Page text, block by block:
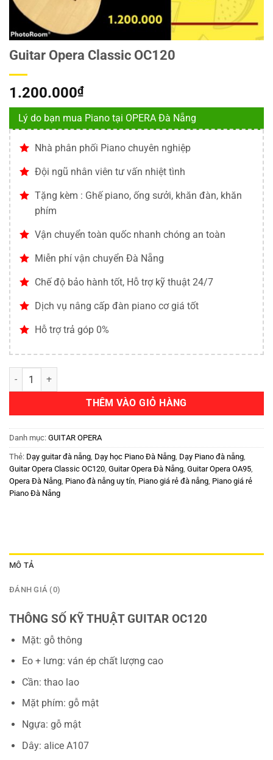
Guitar Opera Classic OC120
1.200.000₫
Lý do bạn mua Piano tại OPERA Đà Nẵng
Nhà phân phối Piano chuyên nghiệp
Đội ngũ nhân viên tư vấn nhiệt tình
Tặng kèm : Ghế piano, ống sưởi, khăn đàn, khăn
phím
Vận chuyển toàn quốc nhanh chóng an toàn
Miễn phí vận chuyển Đà Nẵng
Chế độ bảo hành tốt, Hỗ trợ kỹ thuật 24/7
Dịch vụ nâng cấp đàn piano cơ giá tốt
Hỗ trợ trả góp 0%
THÊM VÀO GIỎ HÀNG
Danh mục: GUITAR OPERA
Thẻ: Dạy guitar đà nẵng, Dạy học Piano Đà Nẵng, Dạy Piano đà nẵng,
Guitar Opera Classic OC120, Guitar Opera Đà Nẵng, Guitar Opera OA95,
Opera Đà Nẵng, Piano đà nẵng uy tín, Piano giá rẻ đà nẵng, Piano giá rẻ
Piano Đà Nẵng
MÔ TẢ
ĐÁNH GIÁ (0)
THÔNG SỐ KỸ THUẬT GUITAR OC120
Mặt: gỗ thông
Eo + lưng: ván ép chất lượng cao
Cần: thao lao
Mặt phím: gỗ mật
Ngựa: gỗ mật
Dây: alice A107